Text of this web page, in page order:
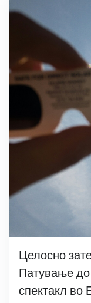
Целосно
Патување до
спектакл во